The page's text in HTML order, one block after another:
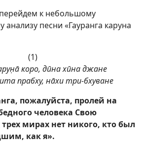
к небольшому
анализу песни «Гауранга каруна
(1)
коро, дӣна хӣна джане
прабху, нāхи три-бхуване
пожалуйста, пролей на
человека Свою
мирах нет никого, кто был
как я».